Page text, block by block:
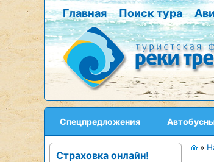
Главная Поиск тура
Спецпредложения
Страховка онлайн!
»